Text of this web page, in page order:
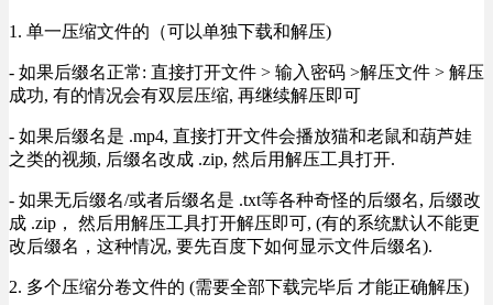
1. 单一压缩文件的（可以单独下载和解压)
- 如果后缀名正常: 直接打开文件 > 输入密码 >解压文件 > 解压
成功, 有的情况会有双层压缩, 再继续解压即可
- 如果后缀名是 .mp4, 直接打开文件会播放猫和老鼠和葫芦娃
之类的视频, 后缀名改成 .zip, 然后用解压工具打开.
- 如果无后缀名/或者后缀名是 .txt等各种奇怪的后缀名, 后缀改
成 .zip， 然后用解压工具打开解压即可, (有的系统默认不能更
改后缀名，这种情况, 要先百度下如何显示文件后缀名).
2. 多个压缩分卷文件的 (需要全部下载完毕后 才能正确解压)